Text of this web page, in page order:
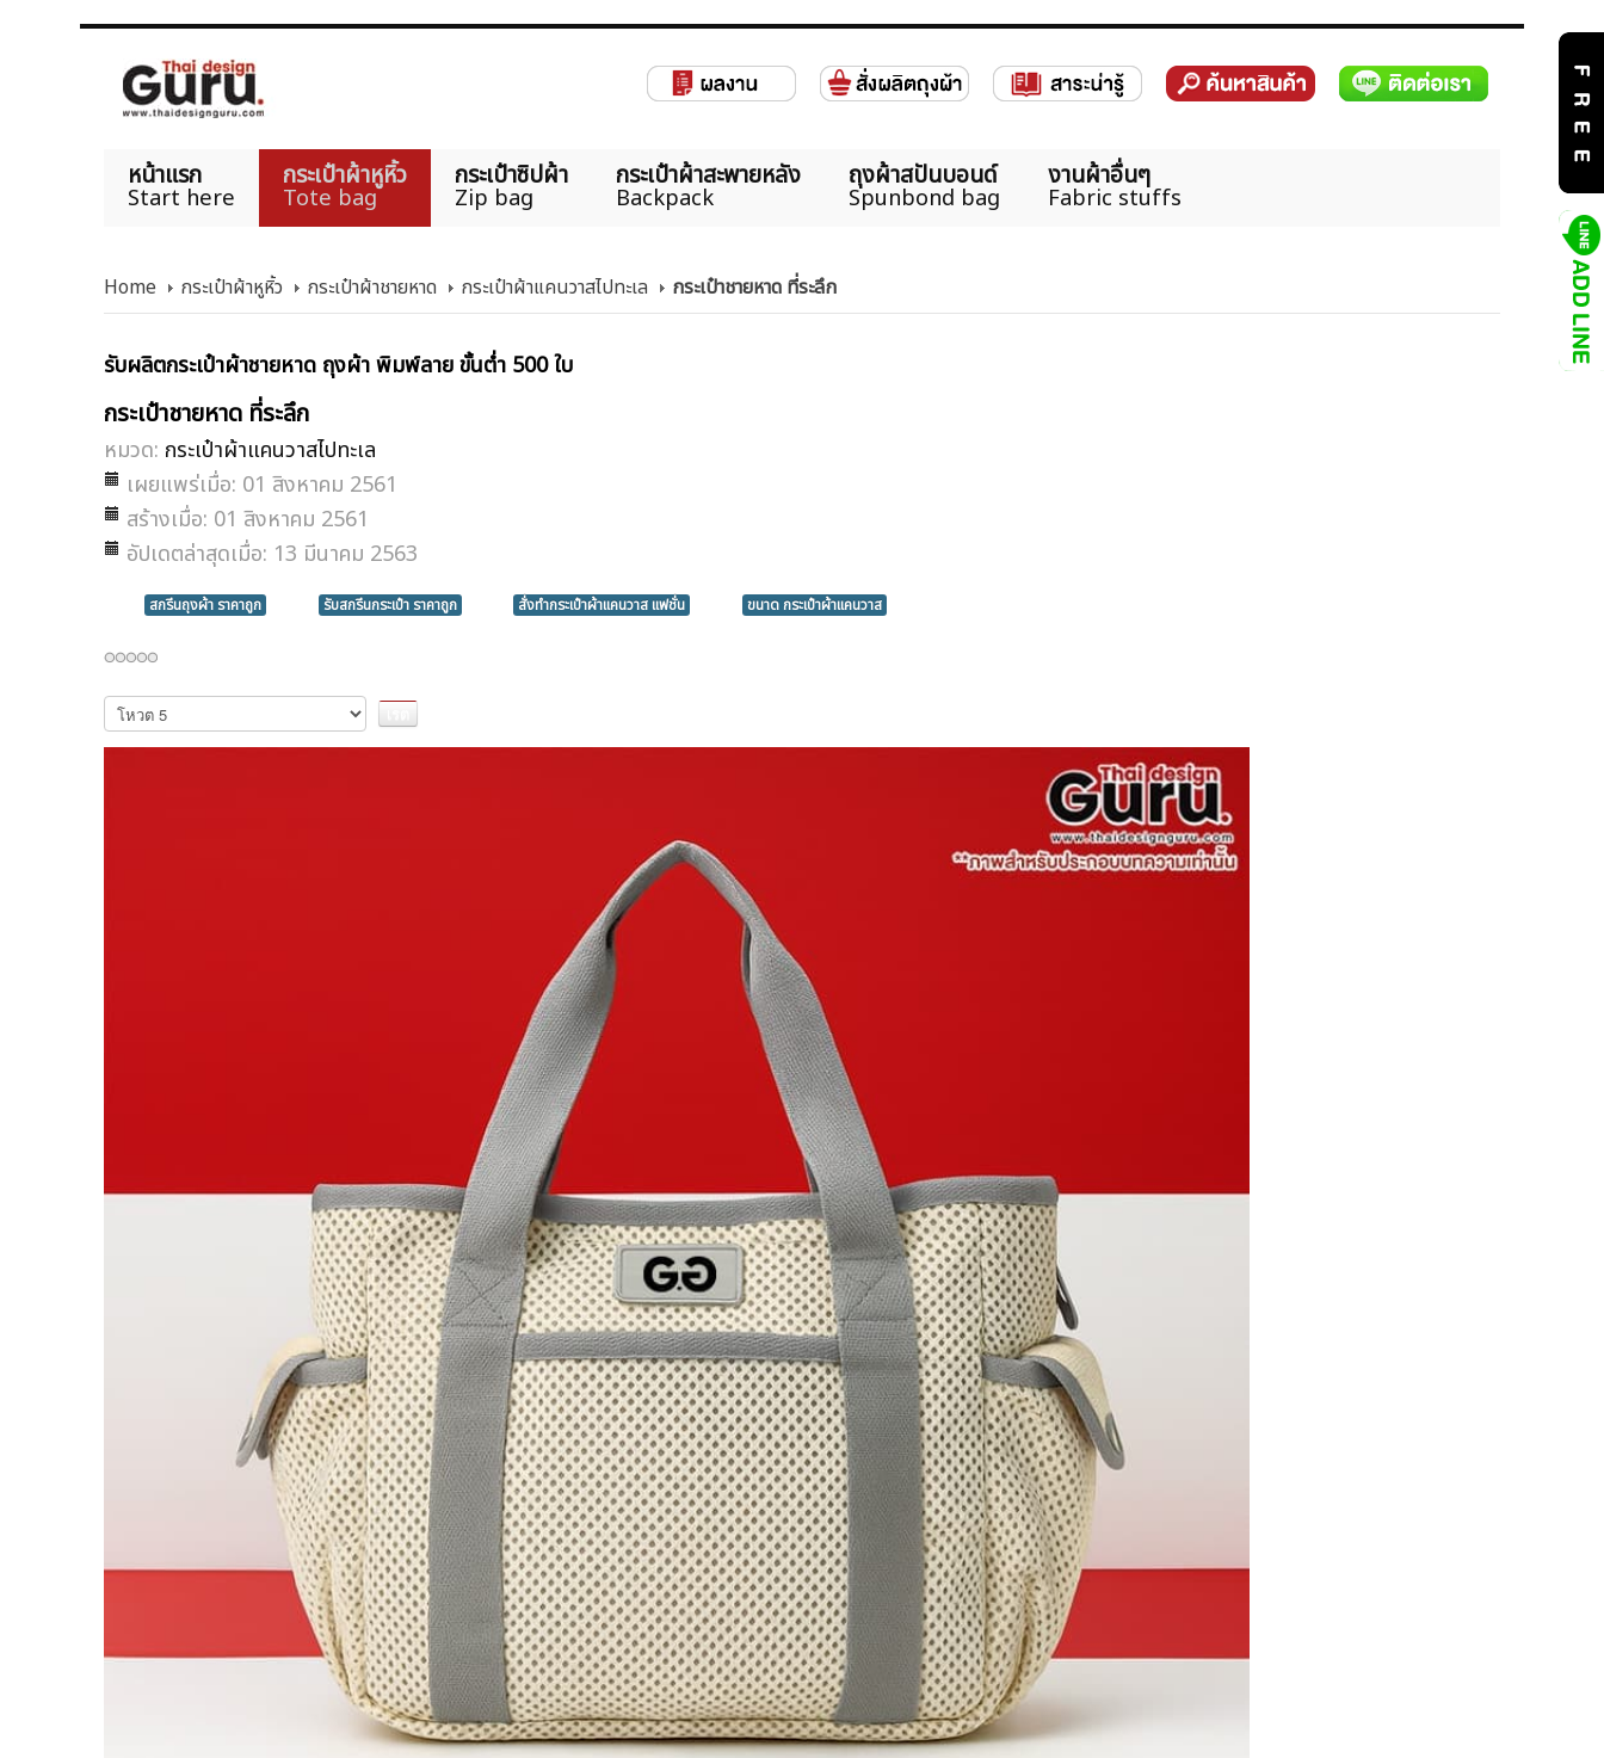
หน้าแรก
Start here
กระเป๋าผ้าหูหิ้ว
Tote bag
กระเป๋าซิปผ้า
Zip bag
กระเป๋าผ้าสะพายหลัง
Backpack
ถุงผ้าสปันบอนด์
Spunbond bag
งานผ้าอื่นๆ
Fabric stuffs
Home กระเป๋าผ้าหูหิ้ว กระเป๋าผ้าชายหาด กระเป๋าผ้าแคนวาสไปทะเล กระเป๋าชายหาด ที่ระลึก
รับผลิตกระเป๋าผ้าชายหาด ถุงผ้า พิมพ์ลาย ขั้นต่ำ 500 ใบ
กระเป๋าชายหาด ที่ระลึก
หมวด: กระเป๋าผ้าแคนวาสไปทะเล
เผยแพร่เมื่อ: 01 สิงหาคม 2561
สร้างเมื่อ: 01 สิงหาคม 2561
อัปเดตล่าสุดเมื่อ: 13 มีนาคม 2563
สกรีนถุงผ้า ราคาถูก รับสกรีนกระเป๋า ราคาถูก สั่งทำกระเป๋าผ้าแคนวาส แฟชั่น ขนาด กระเป๋าผ้าแคนวาส
กรุณา
ให้
คะแนน